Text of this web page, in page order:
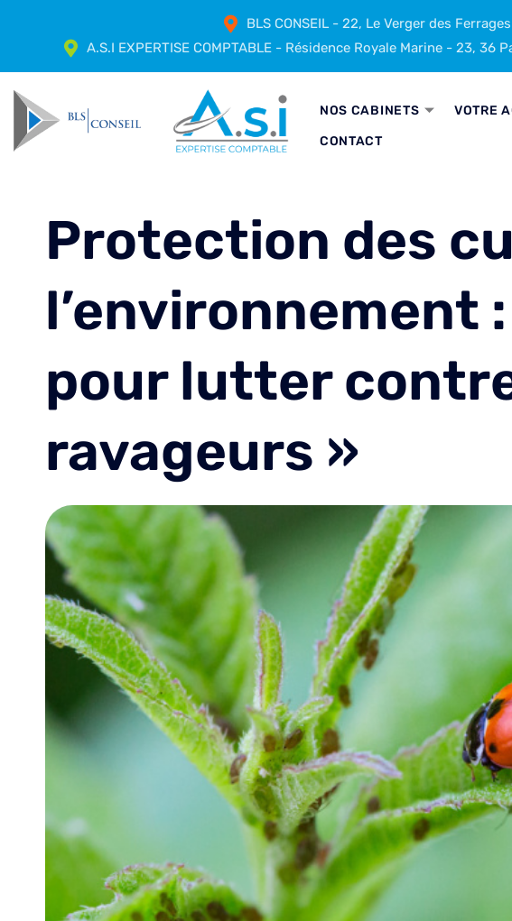
BLS CONSEIL - 22, Le Verger des
A.S.I EXPERTISE COMPTABLE - Résidence Royale Marine - 23, 36
NOS CABINETS VOTRE
CONTACT
Protection des
l’environnement
pour lutter
ravageurs »